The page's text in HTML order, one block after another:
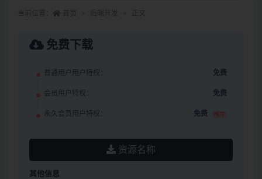
免费下载
普通用户用户特权： 免费
会员用户特权： 免费
永久会员用户特权： 免费 推荐
资源名称
其他信息